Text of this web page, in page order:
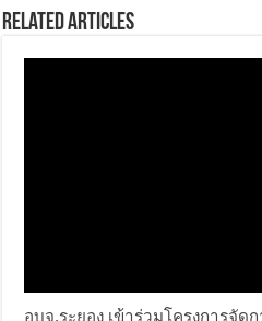
Related Articles
อบจ.ระยอง เข้าร่วมโครงการจั